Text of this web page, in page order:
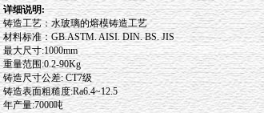
详细说明:
铸造工艺：水玻璃的熔模铸造工艺
材料标准：GB.ASTM. AISI. DIN. BS. JIS
最大尺寸:1000mm
重量范围:0.2-90Kg
铸造尺寸公差: CT7级
铸造表面粗糙度:Ra6.4~12.5
年产量:7000吨